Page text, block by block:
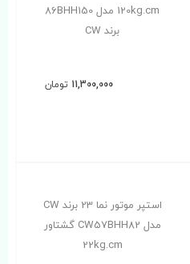
120kg.cm مدل 86BHH150
برند CW
11,300,000 تومان
استپر موتور نما 23 برند CW
مدل CW57BHH82 گشتاور
22kg.cm